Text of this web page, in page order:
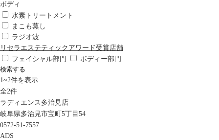
ボディ
水素トリートメント
まこも蒸し
ラジオ波
リセラエステティックアワード受賞店舗
フェイシャル部門
ボディー部門
検索する
1~2件を表示
全2件
ラディエンス多治見店
岐阜県多治見市宝町5丁目54
0572-51-7557
ADS